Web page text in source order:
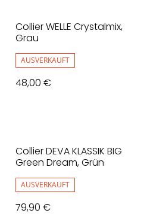
Collier WELLE Crystalmix,
Grau
AUSVERKAUFT
48,00 €
Collier DEVA KLASSIK BIG
Green Dream, Grün
AUSVERKAUFT
79,90 €